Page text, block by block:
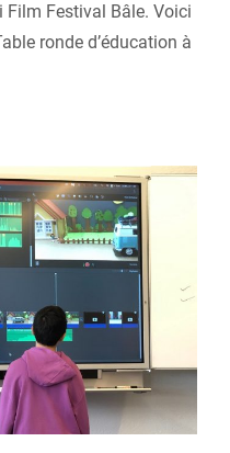
Film Festival Bâle. Voici
ronde d’éducation à